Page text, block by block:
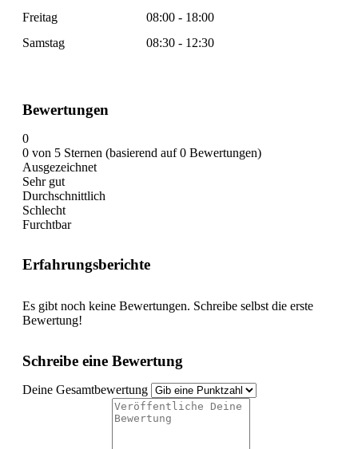
Freitag
08:00 - 18:00
Samstag
08:30 - 12:30
Bewertungen
0
0 von 5 Sternen (basierend auf 0 Bewertungen)
Ausgezeichnet
Sehr gut
Durchschnittlich
Schlecht
Furchtbar
Erfahrungsberichte
Es gibt noch keine Bewertungen. Schreibe selbst die erste
Bewertung!
Schreibe eine Bewertung
Deine Gesamtbewertung